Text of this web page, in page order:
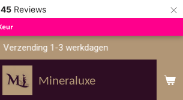
45 Reviews ×
Mineraluxe
Verzending 1-3 werkdagen